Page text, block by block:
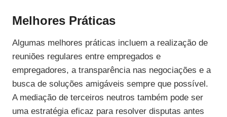
Melhores Práticas
Algumas melhores práticas incluem a realização de
reuniões regulares entre empregados e
empregadores, a transparência nas negociações e a
busca de soluções amigáveis sempre que possível.
A mediação de terceiros neutros também pode ser
uma estratégia eficaz para resolver disputas antes